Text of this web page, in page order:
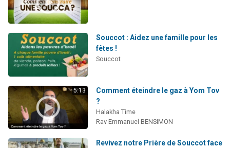
Souccot : Aidez une famille pour les
fêtes !
Souccot
5:13
Comment éteindre le gaz à Yom Tov
?
Halakha Time
Rav Emmanuel BENSIMON
Revivez notre Prière de Souccot face